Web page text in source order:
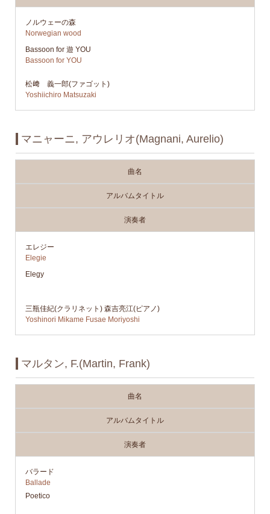
ノルウェーの森
Norwegian wood
Bassoon for 遊 YOU
Bassoon for YOU
松﨑 義一郎(ファゴット)
Yoshiichiro Matsuzaki
マニャーニ, アウレリオ(Magnani, Aurelio)
曲名
アルバムタイトル
演奏者
エレジー
Elegie
Elegy
三瓶佳紀(クラリネット) 森吉亮江(ピアノ)
Yoshinori Mikame Fusae Moriyoshi
マルタン, F.(Martin, Frank)
曲名
アルバムタイトル
演奏者
バラード
Ballade
Poetico